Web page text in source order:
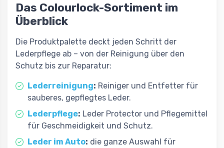
Das Colourlock-Sortiment im
Überblick
Die Produktpalette deckt jeden Schritt der
Lederpflege ab – von der Reinigung über den
Schutz bis zur Reparatur:
Lederreinigung: Reiniger und Entfetter für
sauberes, gepflegtes Leder.
Lederpflege: Leder Protector und Pflegemittel
für Geschmeidigkeit und Schutz.
Leder im Auto: die ganze Auswahl für